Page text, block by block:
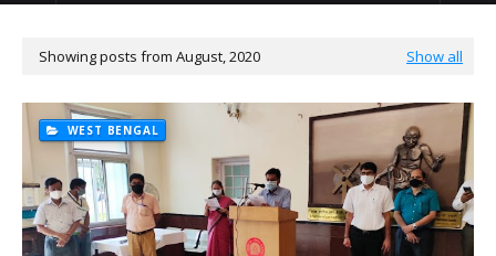
Showing posts from August, 2020 Show all
WEST BENGAL